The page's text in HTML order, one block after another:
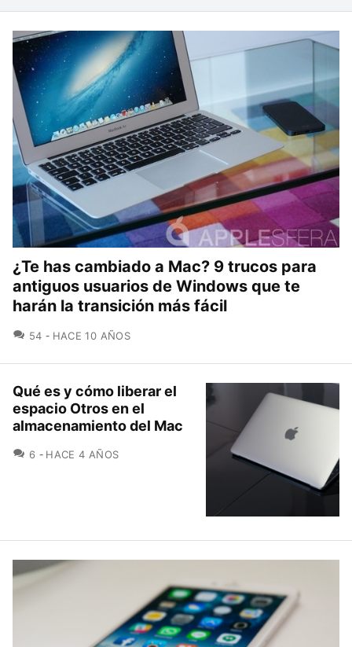
¿Te has cambiado a Mac? 9 trucos para
antiguos usuarios de Windows que te
harán la transición más fácil
54 COMENTARIOS
HACE 10 AÑOS
Qué es y cómo liberar el
espacio Otros en el
almacenamiento del Mac
6 COMENTARIOS
HACE 4 AÑOS